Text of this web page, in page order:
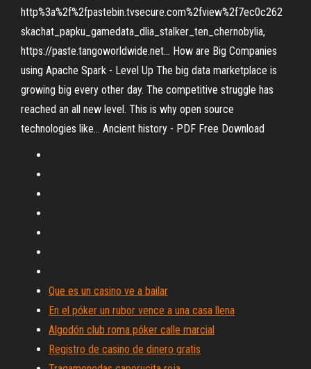
http%3a%2f%2fpastebin.tvsecure.com%2fview%2f7ec0c262
skachat_papku_gamedata_dlia_stalker_ten_chernobylia,
https://paste.tangoworldwide.net… How are Big Companies
using Apache Spark - Level Up The big data marketplace is
growing big every other day. The competitive struggle has
reached an all new level. This is why open source
technologies like… Ancient history - PDF Free Download
Que es un casino ve a bailar
En el póker un rubor vence a una casa llena
Algodón club roma póker calle marcial
Registro de casino de dinero gratis